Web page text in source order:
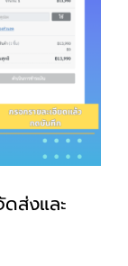
ส่งและ